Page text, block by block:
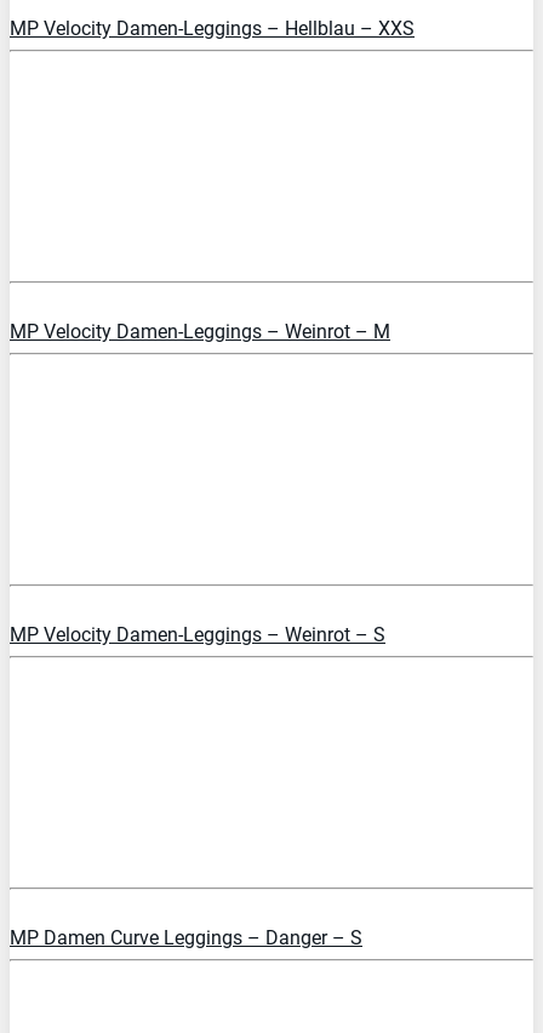
MP Velocity Damen-Leggings – Hellblau – XXS
MP Velocity Damen-Leggings – Weinrot – M
MP Velocity Damen-Leggings – Weinrot – S
MP Damen Curve Leggings – Danger – S